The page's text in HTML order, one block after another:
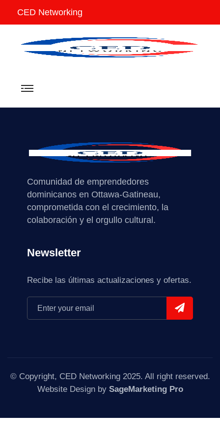
CED Networking
Comunidad de emprendedores
dominicanos en Ottawa-Gatineau,
comprometida con el crecimiento, la
colaboración y el orgullo cultural.
Newsletter
Recibe las últimas actualizaciones y ofertas.
© Copyright, CED Networking 2025. All right reserved.
Website Design by SageMarketing Pro